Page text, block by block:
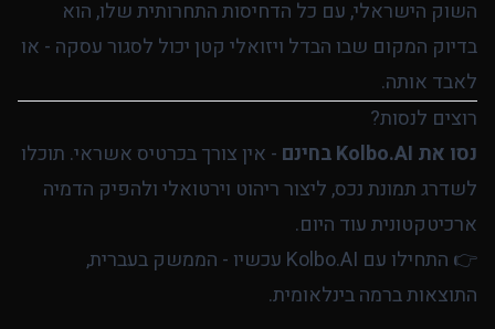
השוק הישראלי, עם כל הדחיסות התחרותית שלו, הוא
בדיוק המקום שבו הבדל ויזואלי קטן יכול לסגור עסקה - או
לאבד אותה.
רוצים לנסות?
נסו את Kolbo.AI בחינם
- אין צורך בכרטיס אשראי. תוכלו
לשדרג תמונת נכס, ליצור ריהוט וירטואלי ולהפיק הדמיה
ארכיטקטונית עוד היום.
👉 התחילו עם Kolbo.AI עכשיו
- הממשק בעברית,
התוצאות ברמה בינלאומית.